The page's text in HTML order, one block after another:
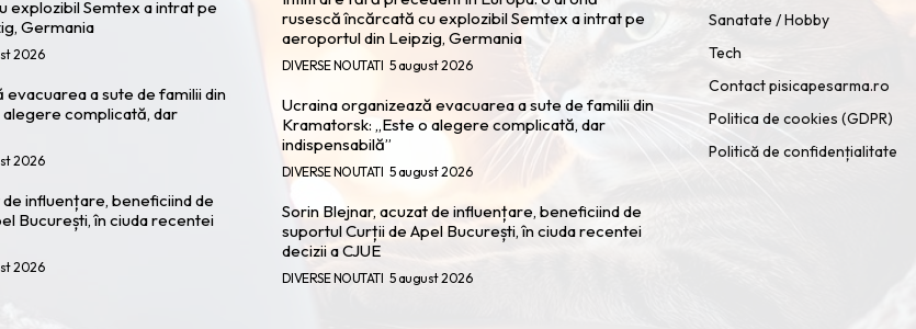
explozibil Semtex a intrat pe
Germania
2026
a sute de familii din
alegere complicată, dar
2026
de influențare, beneficiind de
București, în ciuda recentei
2026
rusescă încărcată cu explozibil Semtex a intrat pe
aeroportul din Leipzig, Germania
DIVERSE NOUTATI 5 august 2026
Ucraina organizează evacuarea a sute de familii din
Kramatorsk: „Este o alegere complicată, dar
indispensabilă”
DIVERSE NOUTATI 5 august 2026
Sorin Blejnar, acuzat de influențare, beneficiind de
suportul Curții de Apel București, în ciuda recentei
decizii a CJUE
DIVERSE NOUTATI 5 august 2026
Sanatate / Hobby
Tech
Contact pisicapesarma.ro
Politica de cookies (GDPR)
Politică de confidențialitate